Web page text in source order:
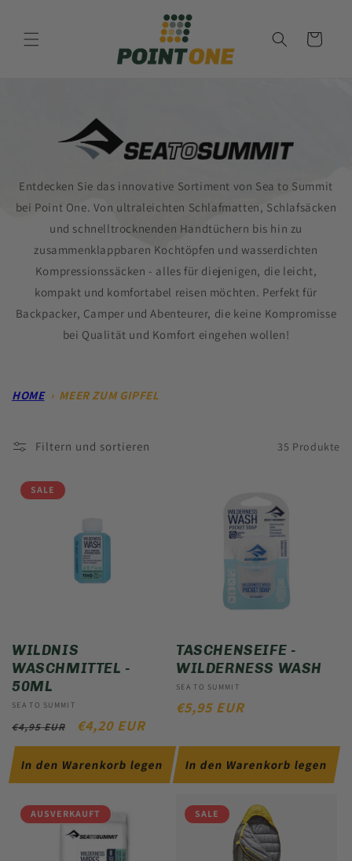
Inhalt
Warenkorb
Entdecken Sie das innovative Sortiment von Sea to Summit
bei Point One. Von ultraleichten Schlafmatten, Schlafsäcken
und schnelltrocknenden Handtüchern bis hin zu
zusammenklappbaren Kochtöpfen und wasserdichten
Kompressionssäcken - alles für diejenigen, die leicht,
kompakt und komfortabel reisen möchten. Perfekt für
Backpacker, Camper und Abenteurer, die keine Kompromisse
bei Qualität und Komfort eingehen wollen!
HOME› MEER ZUM GIPFEL
Filtern und sortieren 35 Produkte
SALE
WILDNIS
WASCHMITTEL -
50ML
Anbieter:
SEA TO SUMMIT
NORMALER
PREIS
€4,95 EUR VERKAUFSPREIS
€4,20 EUR
In den Warenkorb legen
TASCHENSEIFE -
WILDERNESS WASH
Anbieter:
SEA TO SUMMIT
NORMALER
€5,95 EUR
In den Warenkorb legen
AUSVERKAUFT SALE